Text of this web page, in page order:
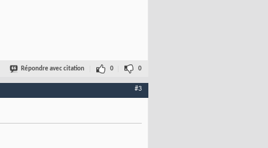
Répondre avec citation 0 0
#3